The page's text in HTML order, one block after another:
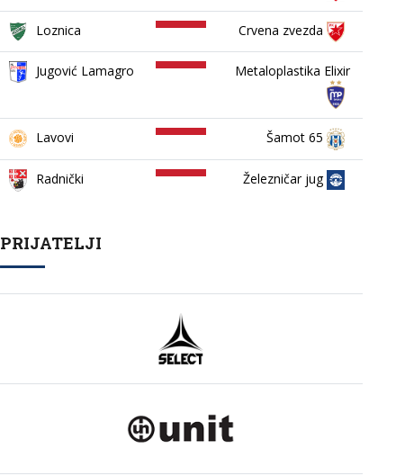
Loznica Crvena zvezda
Jugović Lamagro Metaloplastika Elixir
Lavovi Šamot 65
Radnički Železničar jug
PRIJATELJI